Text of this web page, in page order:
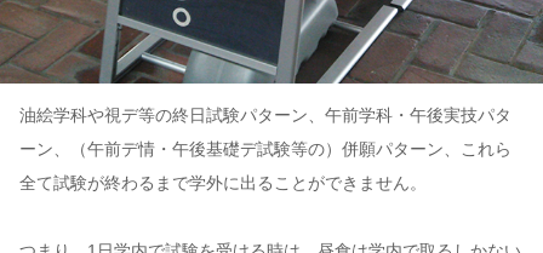
油絵学科や視デ等の終日試験パターン、午前学科・午後実技パタ
ーン、（午前デ情・午後基礎デ試験等の）併願パターン、これら
全て試験が終わるまで学外に出ることができません。